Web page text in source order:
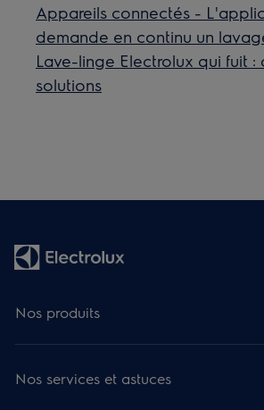
Appareils connectés -
demande en continu un
Lave-linge Electrolux qui fuit :
solutions
Nos produits
Nos services et astuces